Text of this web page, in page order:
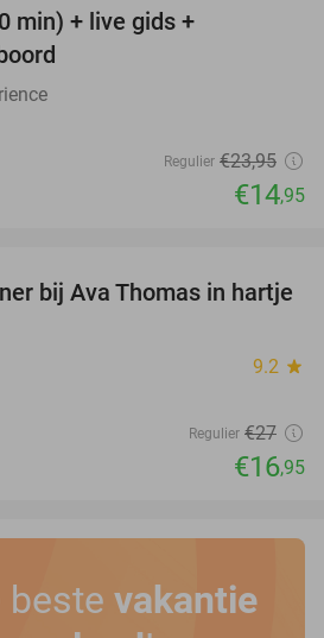
min) + live gids +
Regulier €23,95
€14,95
37%
bij Ava Thomas in hartje
9.2 star
Regulier €27
€16,95
beste vakantie